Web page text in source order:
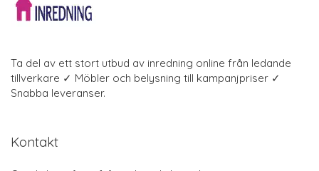
Ta del av ett stort utbud av inredning online från ledande
tillverkare ✓ Möbler och belysning till kampanjpriser ✓
Snabba leveranser.
Kontakt